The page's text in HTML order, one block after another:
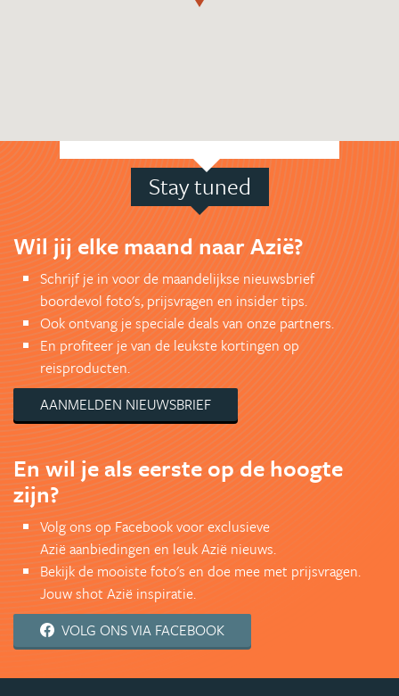
Stay tuned
Wil jij elke maand naar Azië?
Schrijf je in voor de maandelijkse nieuwsbrief
boordevol foto's, prijsvragen en insider tips.
Ook ontvang je speciale deals van onze partners.
En profiteer je van de leukste kortingen op
reisproducten.
AANMELDEN NIEUWSBRIEF
En wil je als eerste op de hoogte
zijn?
Volg ons op Facebook voor exclusieve
Azië aanbiedingen en leuk Azië nieuws.
Bekijk de mooiste foto's en doe mee met prijsvragen.
Jouw shot Azië inspiratie.
VOLG ONS VIA FACEBOOK